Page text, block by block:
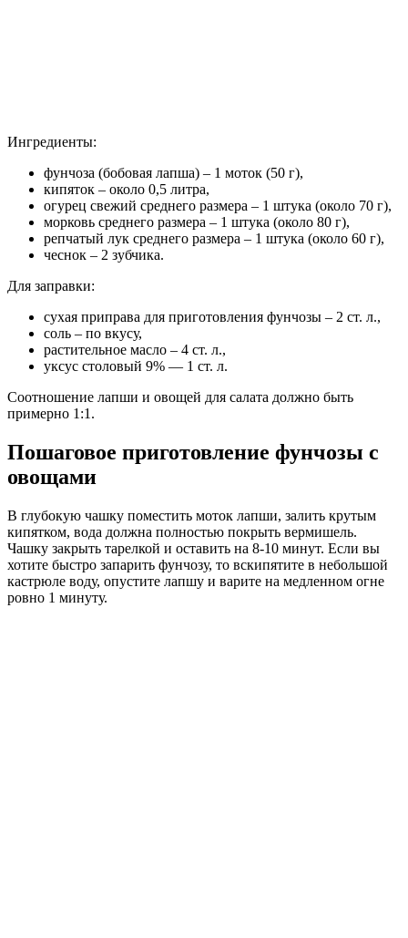
Ингредиенты:
фунчоза (бобовая лапша) – 1 моток (50 г),
кипяток – около 0,5 литра,
огурец свежий среднего размера – 1 штука (около 70 г),
морковь среднего размера – 1 штука (около 80 г),
репчатый лук среднего размера – 1 штука (около 60 г),
чеснок – 2 зубчика.
Для заправки:
сухая приправа для приготовления фунчозы – 2 ст. л.,
соль – по вкусу,
растительное масло – 4 ст. л.,
уксус столовый 9% — 1 ст. л.
Соотношение лапши и овощей для салата должно быть
примерно 1:1.
Пошаговое приготовление фунчозы с
овощами
В глубокую чашку поместить моток лапши, залить крутым
кипятком, вода должна полностью покрыть вермишель.
Чашку закрыть тарелкой и оставить на 8-10 минут. Если вы
хотите быстро запарить фунчозу, то вскипятите в небольшой
кастрюле воду, опустите лапшу и варите на медленном огне
ровно 1 минуту.